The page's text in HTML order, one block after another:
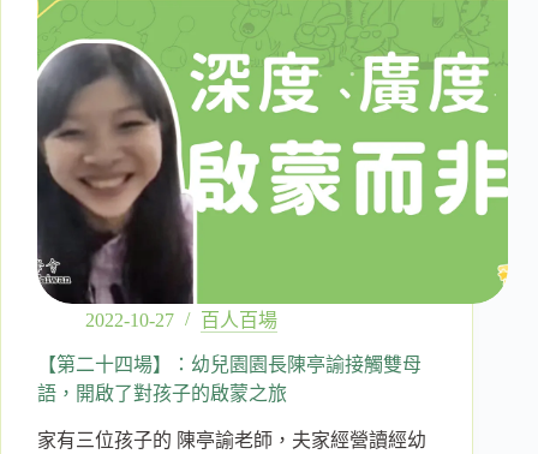
文
嗎？
十
年
教
的
呂
老
師，
於
2022-10-27 百人百場
【第二十四場】：幼兒園園長陳亭諭接觸雙母
語，開啟了對孩子的啟蒙之旅
家有三位孩子的 陳亭諭老師，夫家經營讀經幼